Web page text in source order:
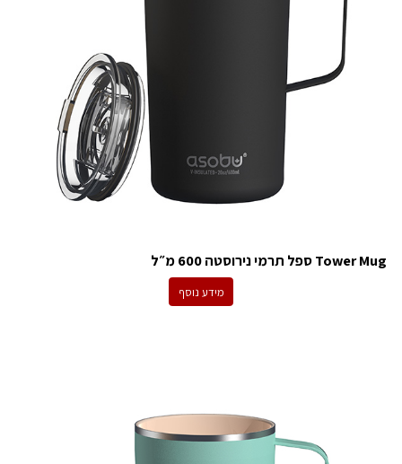
Tower Mug ספל תרמי נירוסטה 600 מ״ל
מידע נוסף